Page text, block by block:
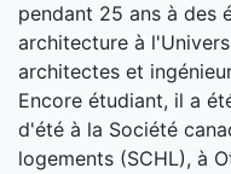
pendant 25 ans à des
architecture à
architectes et
Encore étudiant, il a
d'été à la Société
logements (SCHL), à